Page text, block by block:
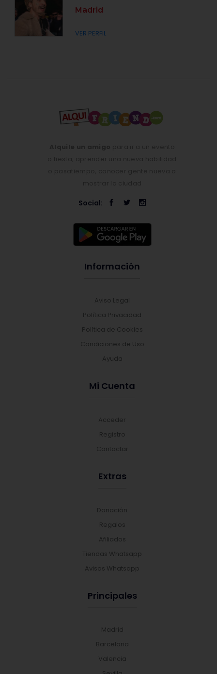
Madrid
VER PERFIL
Social:
Información
Aviso Legal
Política Privacidad
Política de Cookies
Condiciones de Uso
Ayuda
Mi Cuenta
Acceder
Registro
Contactar
Extras
Donación
Regalos
Afiliados
Tiendas Whatsapp
Avisos Whatsapp
Principales
Madrid
Barcelona
Valencia